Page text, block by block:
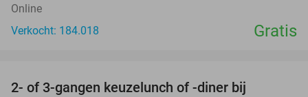
Online
Verkocht: 184.018
Gratis
2- of 3-gangen keuzelunch of -diner bij